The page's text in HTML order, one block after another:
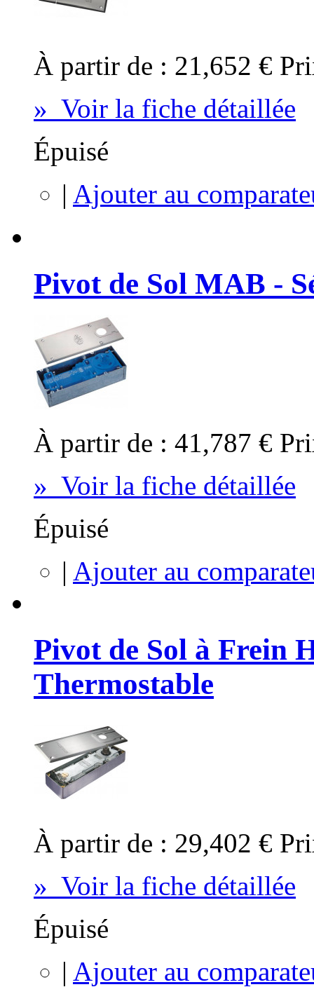
À partir de : 21,652 €
» Voir la fiche détaillée
Épuisé
| Ajouter au
Pivot de Sol MAB -
À partir de : 41,787 €
» Voir la fiche détaillée
Épuisé
| Ajouter au
Pivot de Sol à Frein
Thermostable
À partir de : 29,402 €
» Voir la fiche détaillée
Épuisé
| Ajouter au